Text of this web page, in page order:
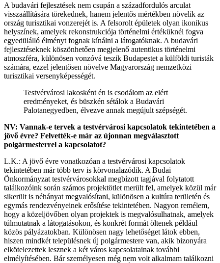
A budavári fejlesztések nem csupán a századfordulós arculat
visszaállítására törekednek, hanem jelentős mértékben növelik az
ország turisztikai vonzerejét is. A felsorolt épületek olyan ikonikus
helyszínek, amelyek rekonstrukciója történelmi értéküknél fogva
egyedülálló élményt fognak kínálni a látogatóknak. A budavári
fejlesztéseknek köszönhetően megjelenő autentikus történelmi
atmoszféra, különösen vonzóvá teszik Budapestet a külföldi turisták
számára, ezzel jelentősen növelve Magyarország nemzetközi
turisztikai versenyképességét.
Testvérvárosi lakosként én is csodálom az elért
eredményeket, és büszkén sétálok a Budavári
Palotanegyedben, élvezve annak megújult szépségét.
NV: Vannak-e tervek a testvérvárosi kapcsolatok tekintetében a
jövő évre? Felvették-e már az újonnan megválasztott
polgármesterrel a kapcsolatot?
L.K.: A jövő évre vonatkozóan a testvérvárosi kapcsolatok
tekintetében már több terv is körvonalazódik. A Budai
Önkormányzat testvérvárosokkal megbízott tagjával folytatott
találkozóink során számos projektötlet merült fel, amelyek közül már
sikerült is néhányat megvalósítani, különösen a kultúra területén és
egymás rendezvényeinek erősítése tekintetében. Nagyon remélem,
hogy a közeljövőben olyan projektek is megvalósulhatnak, amelyek
túlmutatnak a látogatásokon, és konkrét formát öltenek például
közös pályázatokban. Különösen nagy lehetőséget látok ebben,
hiszen mindkét településnek új polgármestere van, akik bizonyára
elkötelezettek lesznek a két város kapcsolatainak további
elmélyítésében. Bár személyesen még nem volt alkalmam találkozni